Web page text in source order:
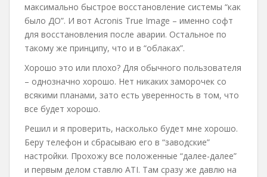
максимально быстрое восстановление системы “как
было ДО”. И вот Acronis True Image – именно софт
для восстановления после аварии. Остальное по
такому же принципу, что и в “облаках”.
Хорошо это или плохо? Для обычного пользователя
– однозначно хорошо. Нет никаких заморочек со
всякими планами, зато есть уверенность в том, что
все будет хорошо.
Решил и я проверить, насколько будет мне хорошо.
Беру телефон и сбрасываю его в “заводские”
настройки. Прохожу все положенные “далее-далее”
и первым делом ставлю ATI. Там сразу же давлю на